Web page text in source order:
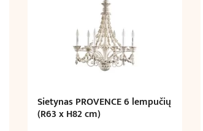
Sietynas PROVENCE 6 lempučių
(R63 x H82 cm)